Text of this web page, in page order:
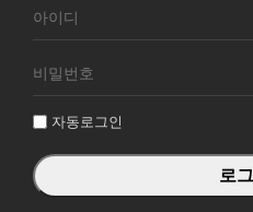
원
그
자동로그인